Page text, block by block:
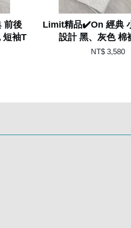
前後
短袖T
Limit精品✔️On 經典
設計 黑、灰色 棉
NT$ 3,580